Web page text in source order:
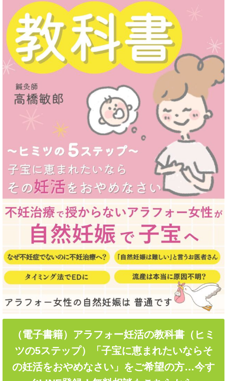
（電子書籍）アラフォー妊活の教科書（ヒミ
ツの5ステップ）「子宝に恵まれたいならそ
の妊活をおやめなさい」をご希望の方…今す